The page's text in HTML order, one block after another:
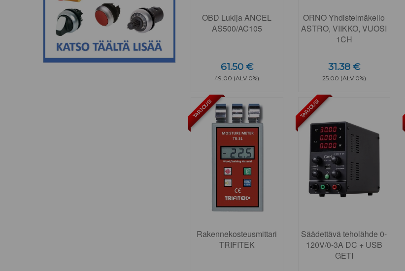
OBD Lukija ANCEL
AS500/AC105
61.50 €
49.00 (ALV 0%)
ORNO Yhdistelmäkello
ASTRO, VIIKKO, VUOSI
1CH
31.38 €
25.00 (ALV 0%)
TARJOUS!
Rakennekosteusmittari
TRIFITEK
TARJOUS!
Säädettävä teholähde 0-
120V/0-3A DC + USB
GETI